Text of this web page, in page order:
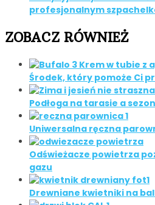
profesjonalnym
ZOBACZ RÓWNIEŻ
Środek, który pomoże Ci
Podłoga na tarasie a
Uniwersalna ręczna
Odświeżacze powietrza
gazu
Drewniane kwietniki na